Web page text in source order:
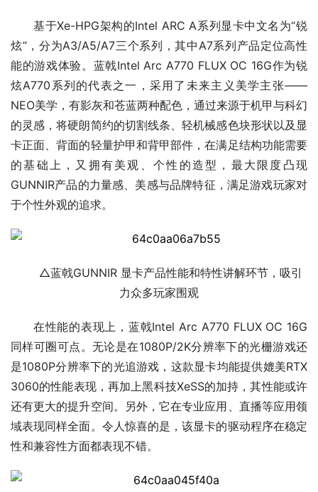
基于Xe-HPG架构的Intel ARC A系列显卡中文名为“锐
炫”，分为A3/A5/A7三个系列，其中A7系列产品定位高性
能的游戏体验。蓝戟Intel Arc A770 FLUX OC 16G作为锐
炫A770系列的代表之一，采用了未来主义美学主张——
NEO美学，有影灰和苍蓝两种配色，通过来源于机甲与科幻
的灵感，将硬朗简约的切割线条、轻机械感色块形状以及显
卡正面、背面的轻量护甲和背甲部件，在满足结构功能需要
的基础上，又拥有美观、个性的造型，最大限度凸现
GUNNIR产品的力量感、美感与品牌特征，满足游戏玩家对
于个性外观的追求。
△蓝戟GUNNIR 显卡产品性能和特性讲解环节，吸引
力众多玩家围观
在性能的表现上，蓝戟Intel Arc A770 FLUX OC 16G
同样可圈可点。无论是在1080P/2K分辨率下的光栅游戏还
是1080P分辨率下的光追游戏，这款显卡均能提供媲美RTX
3060的性能表现，再加上黑科技XeSS的加持，其性能或许
还有更大的提升空间。另外，它在专业应用、直播等应用领
域表现同样全面。令人惊喜的是，该显卡的驱动程序在稳定
性和兼容性方面都表现不错。